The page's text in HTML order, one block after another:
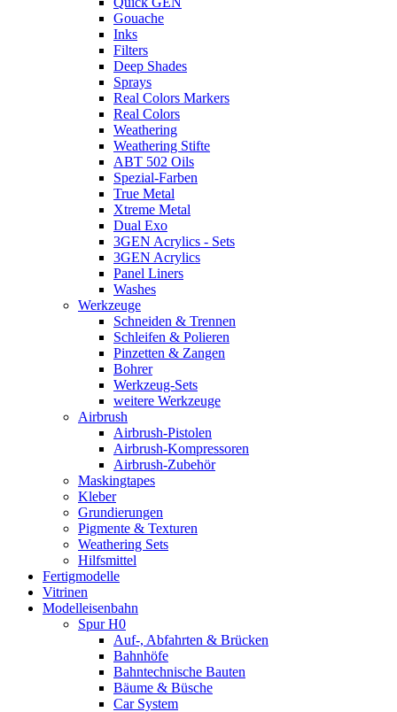
Gouache
Inks
Filters
Deep Shades
Sprays
Real Colors Markers
Real Colors
Weathering
Weathering Stifte
ABT 502 Oils
Spezial-Farben
True Metal
Xtreme Metal
Dual Exo
3GEN Acrylics - Sets
3GEN Acrylics
Panel Liners
Washes
Werkzeuge
Schneiden & Trennen
Schleifen & Polieren
Pinzetten & Zangen
Bohrer
Werkzeug-Sets
weitere Werkzeuge
Airbrush
Airbrush-Pistolen
Airbrush-Kompressoren
Airbrush-Zubehör
Maskingtapes
Kleber
Grundierungen
Pigmente & Texturen
Weathering Sets
Hilfsmittel
Fertigmodelle
Vitrinen
Modelleisenbahn
Spur H0
Auf-, Abfahrten & Brücken
Bahnhöfe
Bahntechnische Bauten
Bäume & Büsche
Car System